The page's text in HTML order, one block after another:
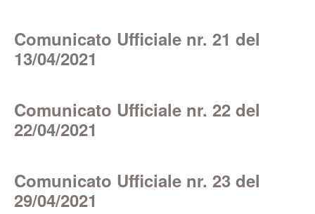
Comunicato Ufficiale nr. 21 del
13/04/2021
Comunicato Ufficiale nr. 22 del
22/04/2021
Comunicato Ufficiale nr. 23 del
29/04/2021